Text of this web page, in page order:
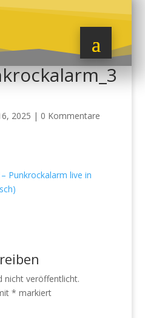
2025 | 0 Kommentare
nicht veröffentlicht.
* markiert